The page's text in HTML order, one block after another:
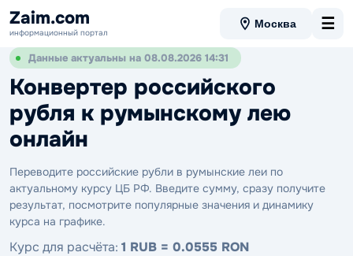
Zaim.com
информационный портал
Москва ☰
Данные актуальны на 08.08.2026 14:31
Конвертер российского
рубля к румынскому лею
онлайн
Переводите российские рубли в румынские леи по
актуальному курсу ЦБ РФ. Введите сумму, сразу получите
результат, посмотрите популярные значения и динамику
курса на графике.
Курс для расчёта: 1 RUB = 0.0555 RON